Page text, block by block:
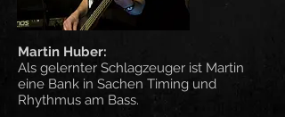
Martin Huber:
Als gelernter Schlagzeuger ist Martin
eine Bank in Sachen Timing und
Rhythmus am Bass.